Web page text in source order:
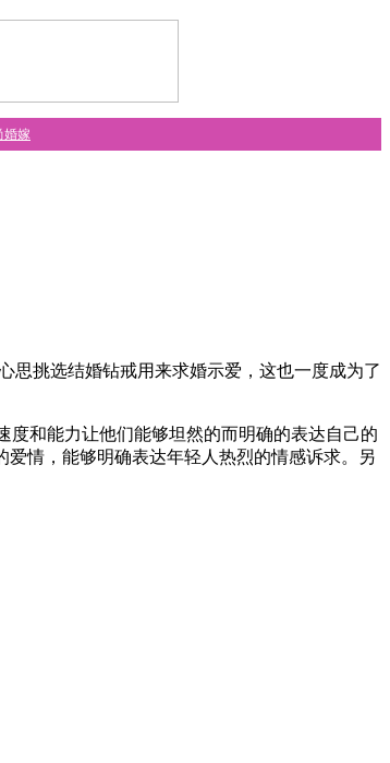
婚嫁
挑选结婚钻戒用来求婚示爱，这也一度成为了
和能力让他们能够坦然的而明确的表达自己的
情，能够明确表达年轻人热烈的情感诉求。另